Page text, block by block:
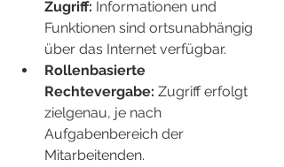
Zugriff: Informationen und
Funktionen sind ortsunabhängig
über das Internet verfügbar.
Rollenbasierte
Rechtevergabe: Zugriff erfolgt
zielgenau, je nach
Aufgabenbereich der
Mitarbeitenden.